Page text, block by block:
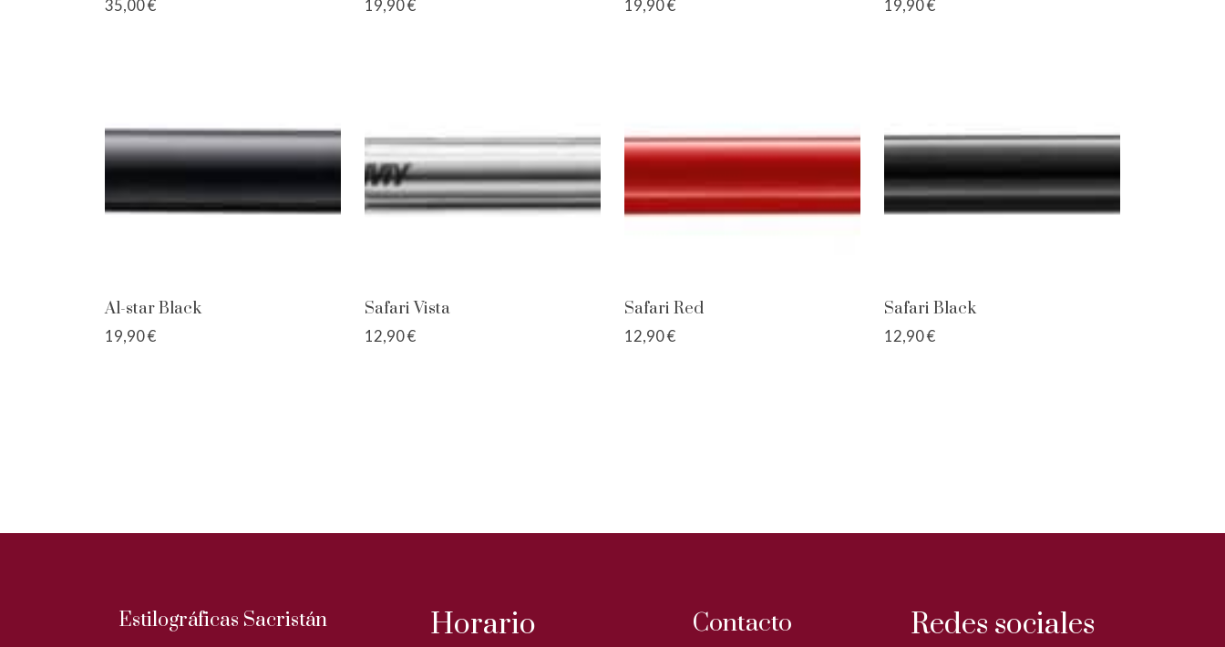
35,00 € 19,90 € 19,90 € 19,90 €
Al-star Black
19,90 €
Safari Vista
12,90 €
Safari Red
12,90 €
Safari Black
12,90 €
Estilográficas Sacristán Horario Contacto Redes sociales